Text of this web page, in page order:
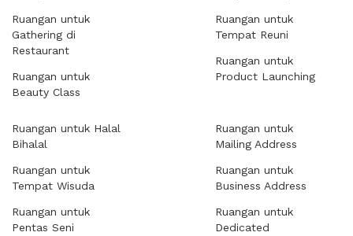
Ruangan untuk
Gathering di
Restaurant
Ruangan untuk
Beauty Class
Ruangan untuk
Tempat Reuni
Ruangan untuk
Product Launching
Ruangan untuk Halal
Bihalal
Ruangan untuk
Tempat Wisuda
Ruangan untuk
Pentas Seni
Ruangan untuk
Mailing Address
Ruangan untuk
Business Address
Ruangan untuk
Dedicated